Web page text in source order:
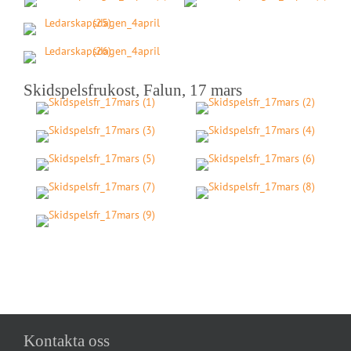
Skidspelsfrukost, Falun, 17 mars
Kontakta oss